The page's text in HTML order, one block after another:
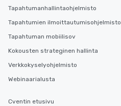
Tapahtumanhallintaohjelmisto
Tapahtumien ilmoittautumisohjelmisto
Tapahtuman mobiilisov
Kokousten strateginen hallinta
Verkkokyselyohjelmisto
Webinaarialusta
Cventin etusivu